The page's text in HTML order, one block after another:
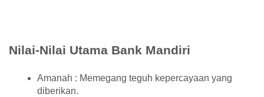
Nilai-Nilai Utama Bank Mandiri
Amanah : Memegang teguh kepercayaan yang
diberikan.